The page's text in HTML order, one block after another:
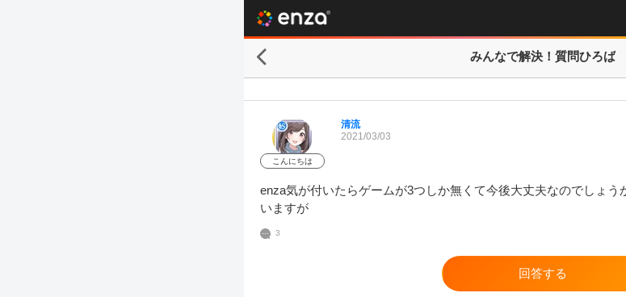
みんなで解決！ 質問ひろば
こんにちは
清流
2021/03/03
enza気が付いたらゲームが3つしか無くて今後大丈夫なのでしょ
いますが
3
回答する